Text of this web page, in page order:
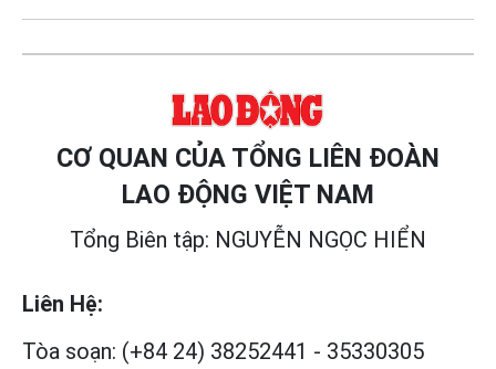
CƠ QUAN CỦA TỔNG LIÊN ĐOÀN
LAO ĐỘNG VIỆT NAM
Tổng Biên tập: NGUYỄN NGỌC HIỂN
Liên Hệ:
Tòa soạn: (+84 24) 38252441 - 35330305